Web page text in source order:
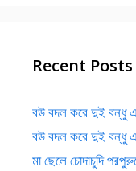
Recent Posts
বউ বদল করে দুই বন্ধু
বউ বদল করে দুই বন্ধু
মা ছেলে চোদাচুদি